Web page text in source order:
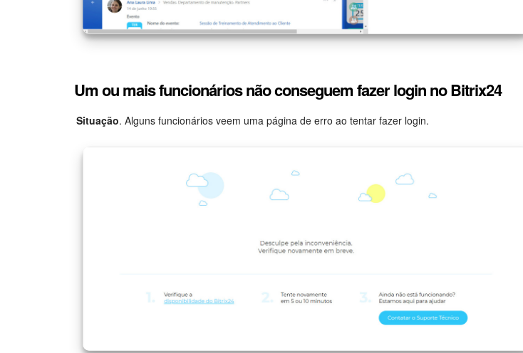
Um ou mais funcionários não conseguem fazer login no Bitrix24
Situação. Alguns funcionários veem uma página de erro ao tentar fazer login.